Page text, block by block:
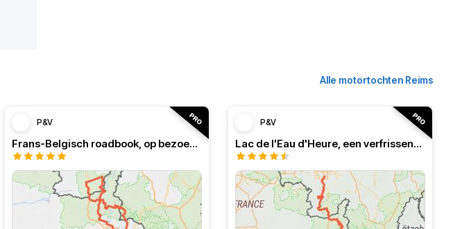
Alle motortochten Reims
P&V
Frans-Belgisch roadbook, op bezoek in de Ardennen
P&V
Lac de l'Eau d'Heure, een verfrissend roadbook